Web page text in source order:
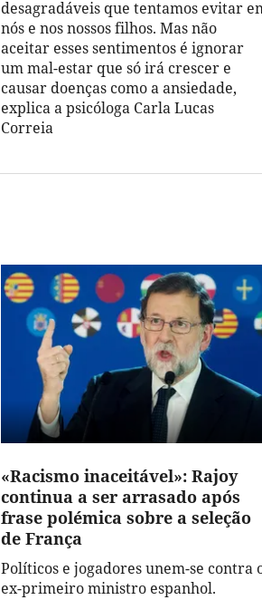
desagradáveis que tentamos evitar
nós e nos nossos filhos. Mas não
aceitar esses sentimentos é ignorar
um mal-estar que só irá crescer e
causar doenças como a ansiedade,
explica a psicóloga Carla Lucas
Correia
«Racismo inaceitável»: Rajoy
continua a ser arrasado após
frase polémica sobre a seleção
de França
Políticos e jogadores unem-se contra
ex-primeiro ministro espanhol.